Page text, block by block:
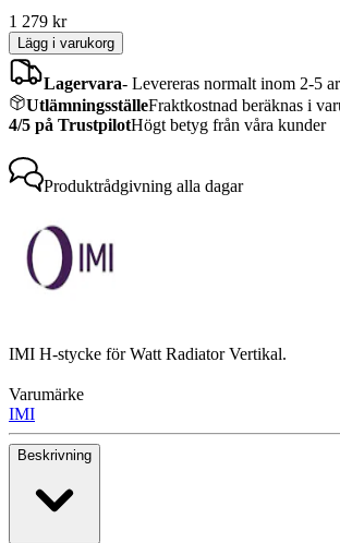
1 279 kr
Lägg i varukorg
Lagervara- Levereras normalt inom 2-5
UtlämningsställeFraktkostnad beräknas i
4/5 på TrustpilotHögt betyg från våra kunder
Produktrådgivning alla dagar
IMI H-stycke för Watt Radiator Vertikal.
Varumärke
IMI
Beskrivning